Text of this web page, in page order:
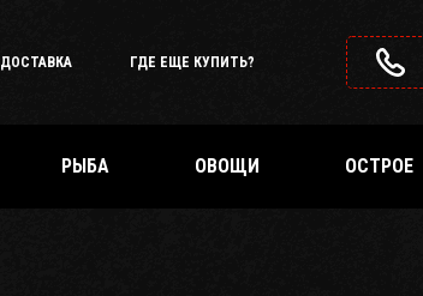
ДОСТАВКА ГДЕ ЕЩЕ КУПИТЬ?
РЫБА ОВОЩИ ОСТРОЕ